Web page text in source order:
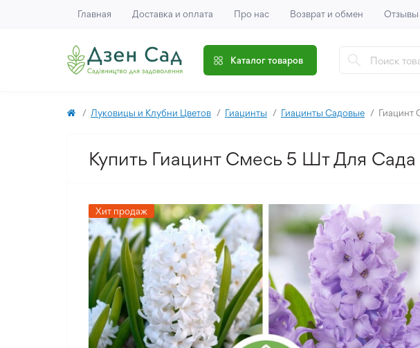
Главная Доставка и оплата Про нас Возврат и обмен Отзывы
Каталог товаров
Луковицы и Клубни Цветов Гиацинты Гиацинты Садовые Гиацинт
Купить Гиацинт Смесь 5 Шт Для
Хит продаж